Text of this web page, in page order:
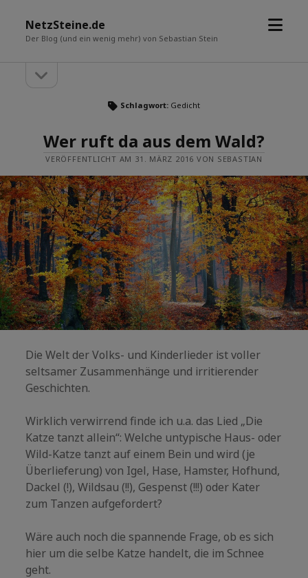
NetzSteine.de
Der Blog (und ein wenig mehr) von Sebastian Stein
Menü
Seitenleiste
öffnen
Schlagwort: Gedicht
Wer ruft da aus dem Wald?
VERÖFFENTLICHT AM 31. MÄRZ 2016 VON SEBASTIAN
Die Welt der Volks- und Kinderlieder ist voller
seltsamer Zusammenhänge und irritierender
Geschichten.
Wirklich verwirrend finde ich u.a. das Lied „Die
Katze tanzt allein“: Welche untypische Haus- oder
Wild-Katze tanzt auf einem Bein und wird (je
Überlieferung) von Igel, Hase, Hamster, Hofhund,
Dackel (!), Wildsau (!!), Gespenst (!!!) oder Kater
zum Tanzen aufgefordert?
Wäre auch noch die spannende Frage, ob es sich
hier um die selbe Katze handelt, die im Schnee
geht.